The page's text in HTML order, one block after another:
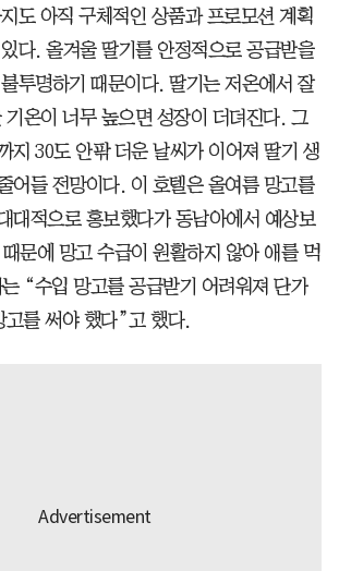
도 아직 구체적인 상품과 프로모션 계획
다. 올겨울 딸기를 안정적으로 공급받을
투명하기 때문이다. 딸기는 저온에서 잘
기온이 너무 높으면 성장이 더뎌진다. 그
지 30도 안팎 더운 날씨가 이어져 딸기 생
어들 전망이다. 이 호텔은 올여름 망고를
대적으로 홍보했다가 동남아에서 예상보
문에 망고 수급이 원활하지 않아 애를 먹
“수입 망고를 공급받기 어려워져 단가
고를 써야 했다”고 했다.